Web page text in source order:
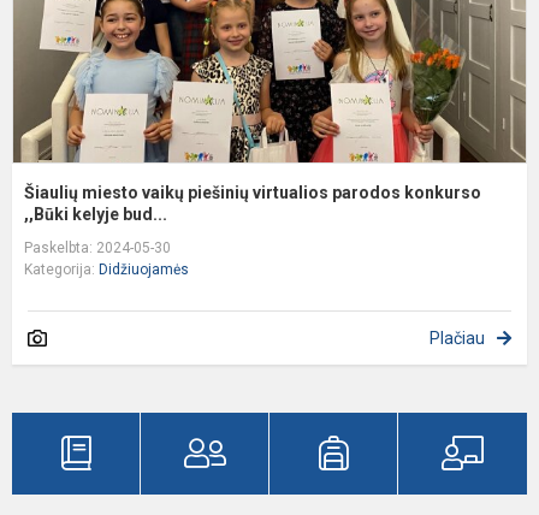
Šiaulių miesto vaikų piešinių virtualios parodos konkurso
,,Būki kelyje bud...
Paskelbta: 2024-05-30
Kategorija: Didžiuojamės
Plačiau